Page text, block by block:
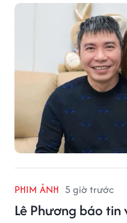
PHIM ẢNH 5 giờ trước
Lê Phương báo tin